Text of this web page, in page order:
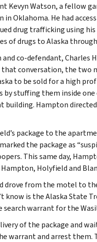
Kevyn Watson, a fellow
in Oklahoma. He had
drug trafficking using
of drugs to Alaska
co-defendant,
conversation, the two
to be sold for a high
by stuffing them inside
Hampton
package to the
the package as
This same day,
Holyfield and
drove from the motel to
is the Alaska State
search warrant for the
of the package and
warrant and arrest them.